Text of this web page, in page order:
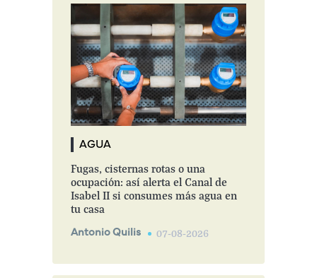
AGUA
Fugas, cisternas rotas o una
ocupación: así alerta el Canal de
Isabel II si consumes más agua en
tu casa
Antonio Quilis 07-08-2026